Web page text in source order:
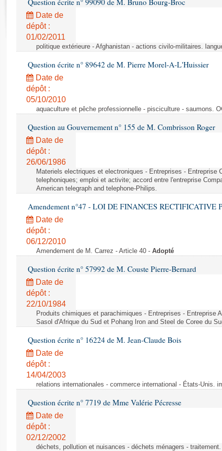
Rapports d'enquête
Rapports législatifs
Rapports sur l'application des lois
Baromètre de l’application des lois
Dossiers législatifs
Budget et sécurité sociale
Questions écrites et orales
Comptes rendus des débats
Question écrite n° 99090 de M. Bruno Bourg-Broc
Date de
dépôt :
01/02/2011
politique extérieure - Afghanistan - actions civilo-militaires.
Question écrite n° 89642 de M. Pierre Morel-A-L'Huissier
Date de
dépôt :
05/10/2010
aquaculture et pêche professionnelle - pisciculture - saumons.
Question au Gouvernement n° 155 de M. Combrisson Roger
Date de
dépôt :
26/06/1986
Materiels electriques et electroniques - Entreprises - Entreprise
telephoniques; emploi et activite; accord entre l'entreprise
American telegraph and telephone-Philips.
Amendement n°47 - LOI DE FINANCES RECTIFICATIVE
Date de
dépôt :
06/12/2010
Amendement de M. Carrez - Article 40 - Adopté
Question écrite n° 57992 de M. Couste Pierre-Bernard
Date de
dépôt :
22/10/1984
Produits chimiques et parachimiques - Entreprises - Entreprise
Sasol d'Afrique du Sud et Pohang Iron and Steel de Coree du
Question écrite n° 16224 de M. Jean-Claude Bois
Date de
dépôt :
14/04/2003
relations internationales - commerce international - États-Unis.
Question écrite n° 7719 de Mme Valérie Pécresse
Date de
dépôt :
02/12/2002
déchets, pollution et nuisances - déchets ménagers -